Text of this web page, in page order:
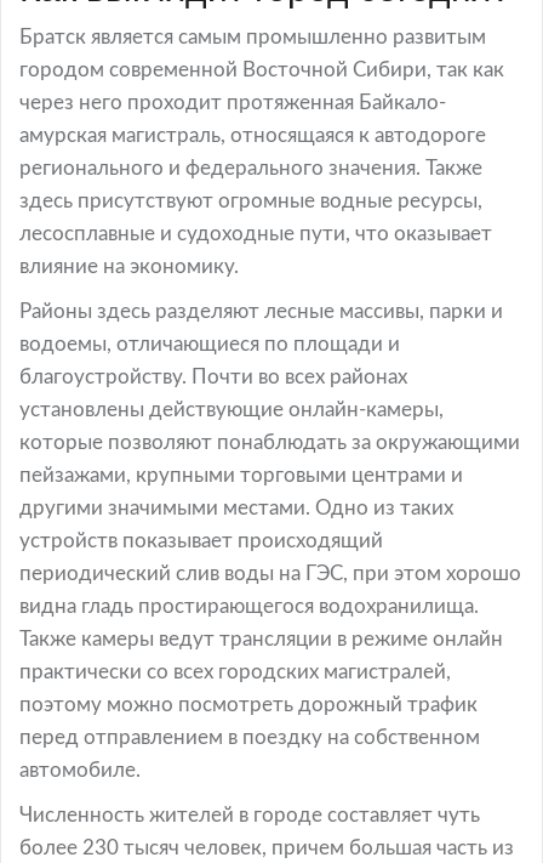
Братск является самым промышленно развитым
городом современной Восточной Сибири, так как
через него проходит протяженная Байкало-
амурская магистраль, относящаяся к автодороге
регионального и федерального значения. Также
здесь присутствуют огромные водные ресурсы,
лесосплавные и судоходные пути, что оказывает
влияние на экономику.
Районы здесь разделяют лесные массивы, парки и
водоемы, отличающиеся по площади и
благоустройству. Почти во всех районах
установлены действующие онлайн-камеры,
которые позволяют понаблюдать за окружающими
пейзажами, крупными торговыми центрами и
другими значимыми местами. Одно из таких
устройств показывает происходящий
периодический слив воды на ГЭС, при этом хорошо
видна гладь простирающегося водохранилища.
Также камеры ведут трансляции в режиме онлайн
практически со всех городских магистралей,
поэтому можно посмотреть дорожный трафик
перед отправлением в поездку на собственном
автомобиле.
Численность жителей в городе составляет чуть
более 230 тысяч человек, причем большая часть из